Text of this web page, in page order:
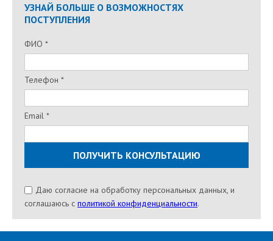
УЗНАЙ БОЛЬШЕ О ВОЗМОЖНОСТЯХ
ПОСТУПЛЕНИЯ
ФИО *
Телефон *
Email *
Даю согласие на обработку персональных данных, и
соглашаюсь c политикой конфиденциальности.